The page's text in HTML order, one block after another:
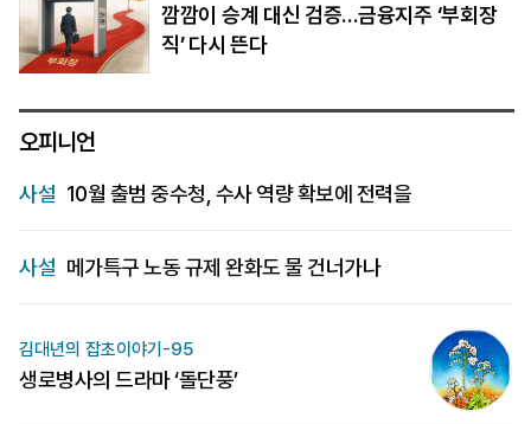
깜깜이 승계 대신 검증…금융지주 ‘부회장
직’ 다시 뜬다
오피니언
사설 10월 출범 중수청, 수사 역량 확보에 전력을
사설 메가특구 노동 규제 완화도 물 건너가나
김대년의 잡초이야기-95
생로병사의 드라마 ‘돌단풍’